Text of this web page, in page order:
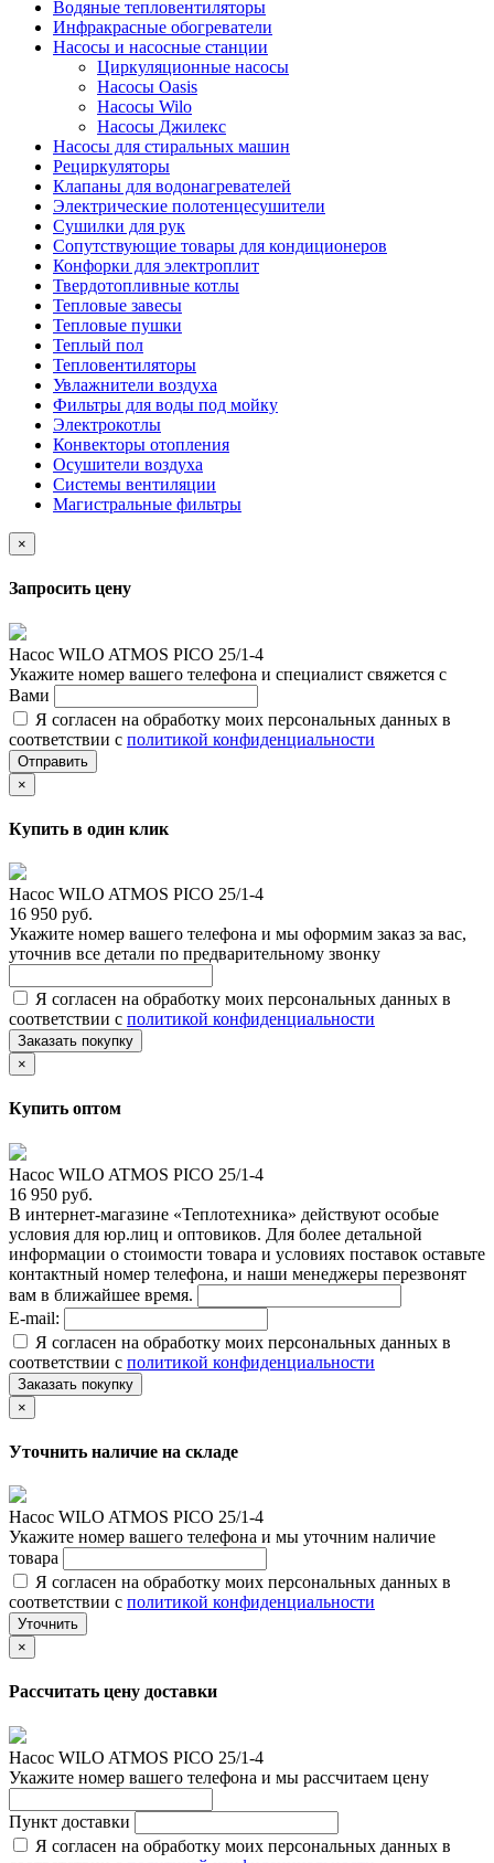
Водяные тепловентиляторы
Инфракрасные обогреватели
Насосы и насосные станции
Циркуляционные насосы
Насосы Oasis
Насосы Wilo
Насосы Джилекс
Насосы для стиральных машин
Рециркуляторы
Клапаны для водонагревателей
Электрические полотенцесушители
Сушилки для рук
Сопутствующие товары для кондиционеров
Конфорки для электроплит
Твердотопливные котлы
Тепловые завесы
Тепловые пушки
Теплый пол
Тепловентиляторы
Увлажнители воздуха
Фильтры для воды под мойку
Электрокотлы
Конвекторы отопления
Осушители воздуха
Системы вентиляции
Магистральные фильтры
×
Запросить цену
Насос WILO ATMOS PICO 25/1-4
Укажите номер вашего телефона и специалист свяжется с
Вами
Я согласен на обработку моих персональных данных в
соответствии с политикой конфиденциальности
Отправить
×
Купить в один клик
Насос WILO ATMOS PICO 25/1-4
16 950 руб.
Укажите номер вашего телефона и мы оформим заказ за вас,
уточнив все детали по предварительному звонку
Я согласен на обработку моих персональных данных в
соответствии с политикой конфиденциальности
Заказать покупку
×
Купить оптом
Насос WILO ATMOS PICO 25/1-4
16 950 руб.
В интернет-магазине «Теплотехника» действуют особые
условия для юр.лиц и оптовиков. Для более детальной
информации о стоимости товара и условиях поставок оставьте
контактный номер телефона, и наши менеджеры перезвонят
вам в ближайшее время.
E-mail:
Я согласен на обработку моих персональных данных в
соответствии с политикой конфиденциальности
Заказать покупку
×
Уточнить наличие на складе
Насос WILO ATMOS PICO 25/1-4
Укажите номер вашего телефона и мы уточним наличие
товара
Я согласен на обработку моих персональных данных в
соответствии с политикой конфиденциальности
Уточнить
×
Рассчитать цену доставки
Насос WILO ATMOS PICO 25/1-4
Укажите номер вашего телефона и мы рассчитаем цену
Пункт доставки
Я согласен на обработку моих персональных данных в